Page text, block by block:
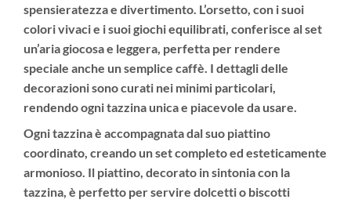
spensieratezza e divertimento. L’orsetto, con i suoi
colori vivaci e i suoi giochi equilibrati, conferisce al set
un’aria giocosa e leggera, perfetta per rendere
speciale anche un semplice caffè. I dettagli delle
decorazioni sono curati nei minimi particolari,
rendendo ogni tazzina unica e piacevole da usare.
Ogni tazzina è accompagnata dal suo piattino
coordinato, creando un set completo ed esteticamente
armonioso. Il piattino, decorato in sintonia con la
tazzina, è perfetto per servire dolcetti o biscotti